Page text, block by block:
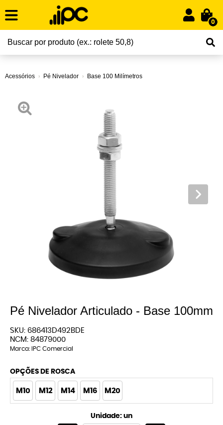
0
Acessórios Pé Nivelador Base 100 Milímetros
Pé Nivelador Articulado - Base 100mm
SKU: 686413D492BDE
NCM: 84879000
Marca: IPC Comercial
OPÇÕES DE ROSCA
M10 M12 M14 M16 M20
Unidade: un